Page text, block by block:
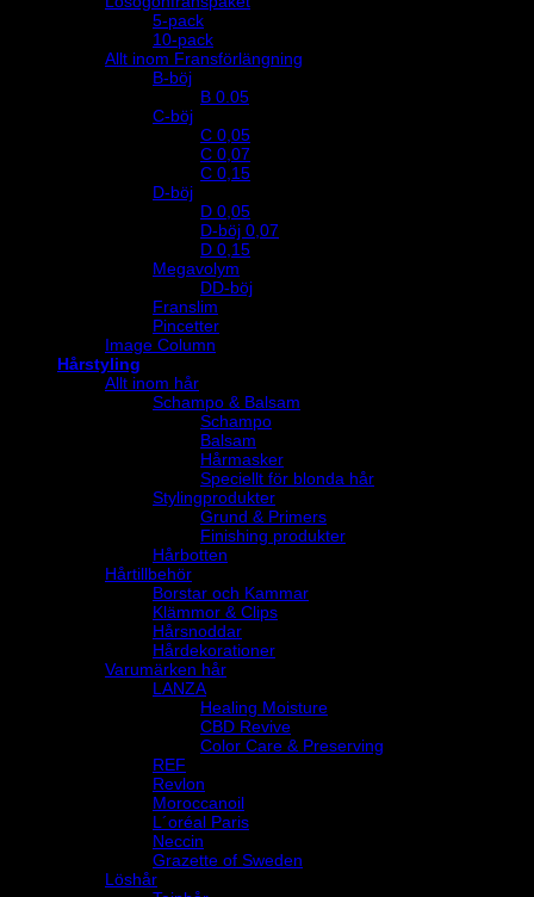
5-pack
10-pack
Allt inom Fransförlängning
B-böj
B 0.05
C-böj
C 0,05
C 0,07
C 0,15
D-böj
D 0,05
D-böj 0,07
D 0,15
Megavolym
DD-böj
Franslim
Pincetter
Image Column
Hårstyling
Allt inom hår
Schampo & Balsam
Schampo
Balsam
Hårmasker
Speciellt för blonda hår
Stylingprodukter
Grund & Primers
Finishing produkter
Hårbotten
Hårtillbehör
Borstar och Kammar
Klämmor & Clips
Hårsnoddar
Hårdekorationer
Varumärken hår
LANZA
Healing Moisture
CBD Revive
Color Care & Preserving
REF
Revlon
Moroccanoil
L´oréal Paris
Neccin
Grazette of Sweden
Löshår